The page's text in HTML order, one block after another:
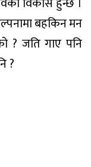
बहकिन मन
? जति गाए पनि
?